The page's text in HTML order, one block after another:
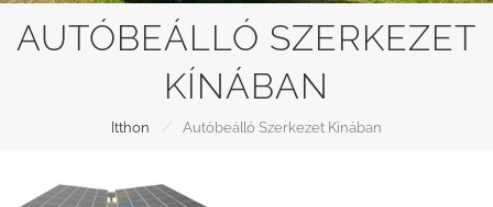
AUTÓBEÁLLÓ SZERKEZET
KÍNÁBAN
Itthon / Autóbeálló Szerkezet Kínában